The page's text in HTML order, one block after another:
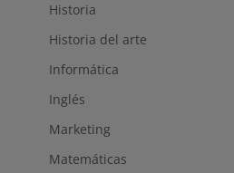
Historia
Historia del arte
Informática
Inglés
Marketing
Matemáticas